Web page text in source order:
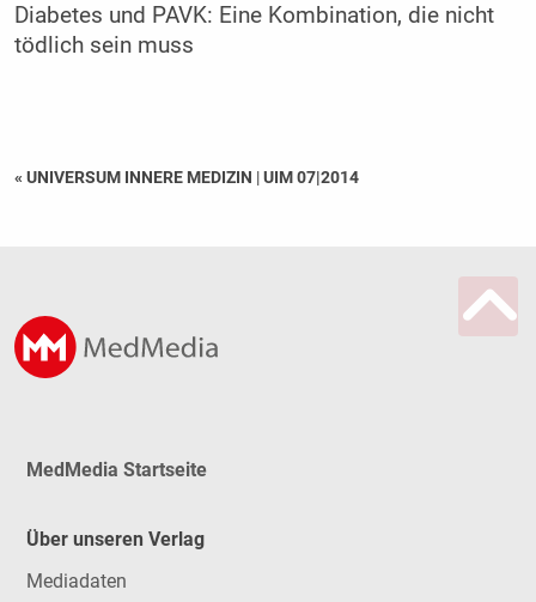
Diabetes und PAVK: Eine Kombination, die nicht
tödlich sein muss
« UNIVERSUM INNERE MEDIZIN |UIM 07|2014
MedMedia Startseite
Über unseren Verlag
Mediadaten